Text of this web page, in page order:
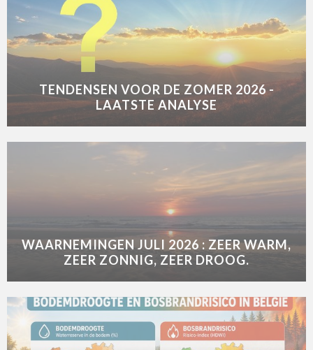
TENDENSEN VOOR DE ZOMER 2026 -
LAATSTE ANALYSE
WAARNEMINGEN JULI 2026 : ZEER WARM,
ZEER ZONNIG, ZEER DROOG.